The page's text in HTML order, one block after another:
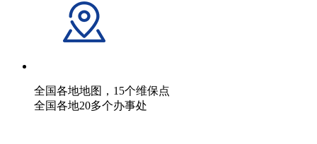
全国各地地图，15个维保点
全国各地20多个办事处